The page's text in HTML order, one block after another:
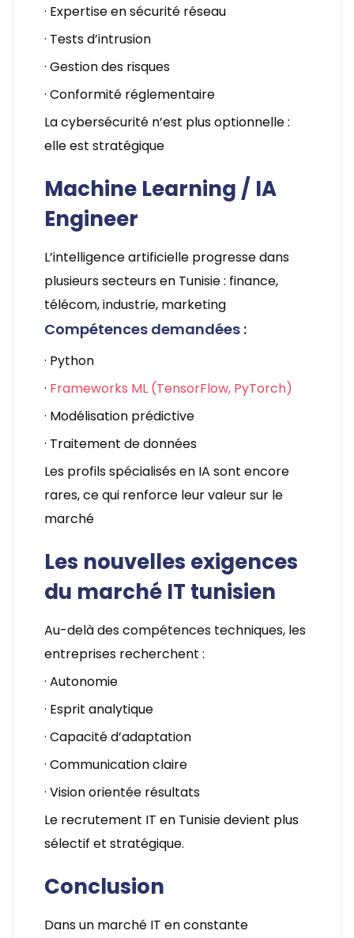
· Expertise en sécurité réseau
· Tests d’intrusion
· Gestion des risques
· Conformité réglementaire
La cybersécurité n’est plus optionnelle :
elle est stratégique
Machine Learning / IA
Engineer
L’intelligence artificielle progresse dans
plusieurs secteurs en Tunisie : finance,
télécom, industrie, marketing
Compétences demandées :
· Python
· Frameworks ML (TensorFlow, PyTorch)
· Modélisation prédictive
· Traitement de données
Les profils spécialisés en IA sont encore
rares, ce qui renforce leur valeur sur le
marché
Les nouvelles exigences
du marché IT tunisien
Au-delà des compétences techniques, les
entreprises recherchent :
· Autonomie
· Esprit analytique
· Capacité d’adaptation
· Communication claire
· Vision orientée résultats
Le recrutement IT en Tunisie devient plus
sélectif et stratégique.
Conclusion
Dans un marché IT en constante